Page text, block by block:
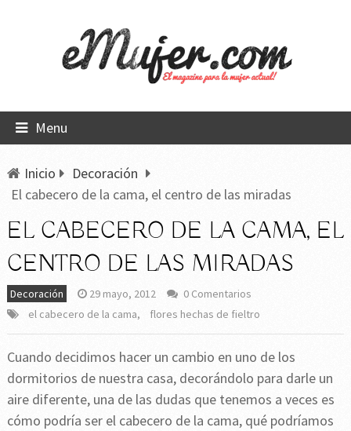
Menu
Inicio
Decoración
El cabecero de la cama, el centro de las miradas
EL CABECERO DE LA CAMA, EL
CENTRO DE LAS MIRADAS
Decoración 29 mayo, 2012
0 Comentarios
el cabecero de la cama, flores hechas de fieltro
Cuando decidimos hacer un cambio en uno de los
dormitorios de nuestra casa, decorándolo para darle un
aire diferente, una de las dudas que tenemos a veces es
cómo podría ser el cabecero de la cama, qué podríamos